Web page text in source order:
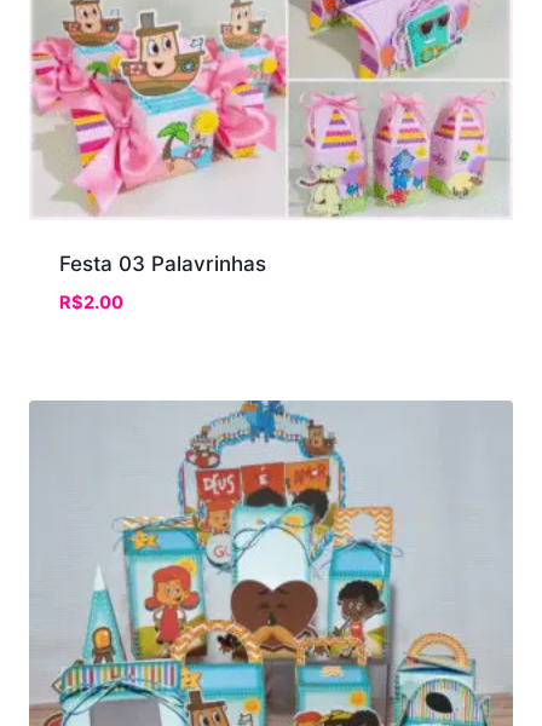
Festa 03 Palavrinhas
R$2.00